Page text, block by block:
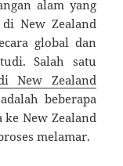
alam yang
New Zealand
global dan
Salah satu
New Zealand
beberapa
New Zealand
melamar.